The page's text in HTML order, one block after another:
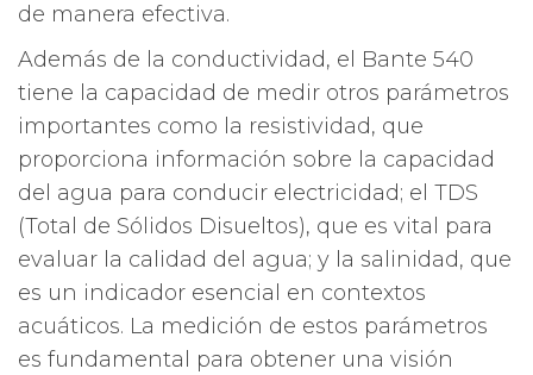
de manera efectiva.
Además de la conductividad, el Bante 540
tiene la capacidad de medir otros parámetros
importantes como la resistividad, que
proporciona información sobre la capacidad
del agua para conducir electricidad; el TDS
(Total de Sólidos Disueltos), que es vital para
evaluar la calidad del agua; y la salinidad, que
es un indicador esencial en contextos
acuáticos. La medición de estos parámetros
es fundamental para obtener una visión